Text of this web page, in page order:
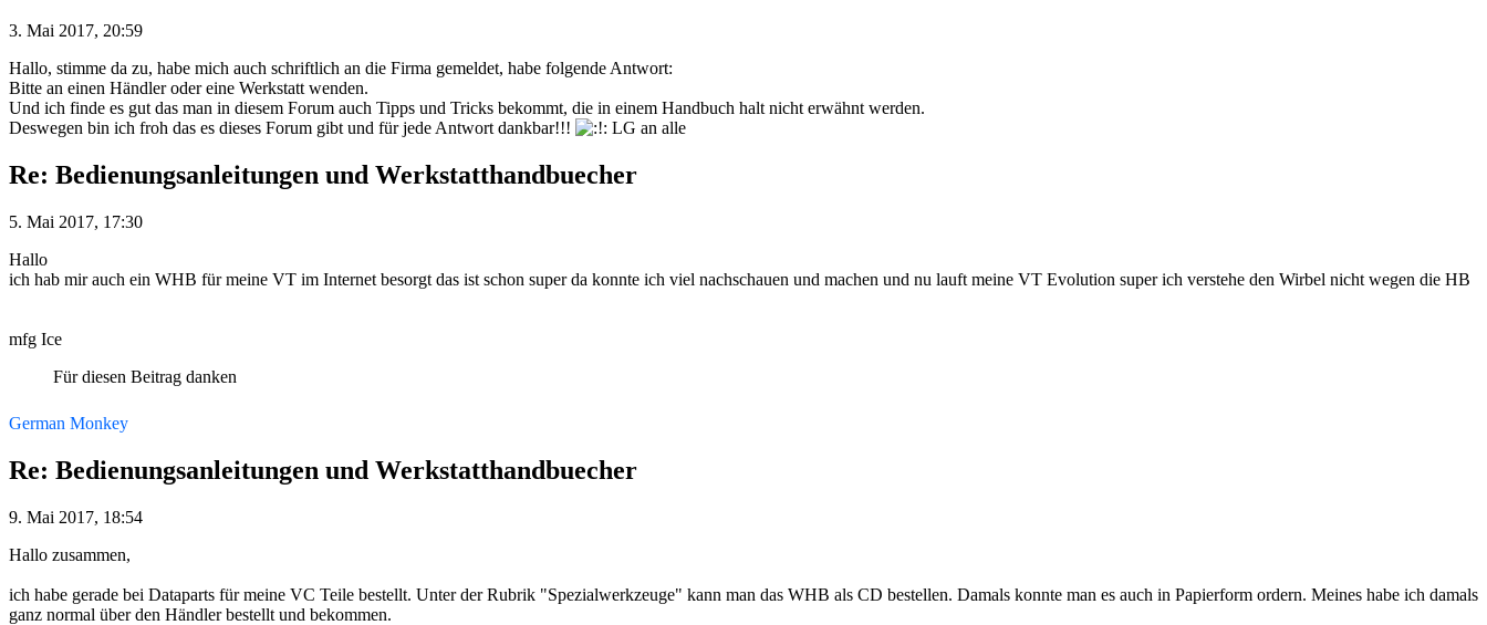
3. Mai 2017, 20:59
Hallo, stimme da zu, habe mich auch schriftlich an die Firma gemeldet, habe folgende Antwort:
Bitte an einen Händler oder eine Werkstatt wenden.
Und ich finde es gut das man in diesem Forum auch Tipps und Tricks bekommt, die in einem Handbuch halt nicht erwähnt werden.
Deswegen bin ich froh das es dieses Forum gibt und für jede Antwort dankbar!!!
LG an alle
Re: Bedienungsanleitungen und Werkstatthandbuecher
5. Mai 2017, 17:30
Hallo
ich hab mir auch ein WHB für meine VT im Internet besorgt das ist schon super da konnte ich viel nachschauen und machen und nu lauft meine VT Evolution super ich verstehe den Wirbel nicht wegen die HB
mfg Ice
Für diesen Beitrag danken
German Monkey
Re: Bedienungsanleitungen und Werkstatthandbuecher
9. Mai 2017, 18:54
Hallo zusammen,
ich habe gerade bei Dataparts für meine VC Teile bestellt. Unter der Rubrik "Spezialwerkzeuge" kann man das WHB als CD bestellen. Damals konnte man es auch in Papierform ordern. Meines habe ich damals
ganz normal über den Händler bestellt und bekommen.